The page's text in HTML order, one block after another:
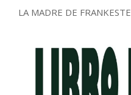
LA MADRE DE